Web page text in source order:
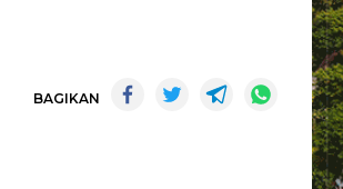
BAGIKAN